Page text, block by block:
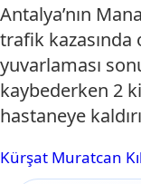
Antalya’nın
trafik
yuvarlaması
kaybederken 2
hastaneye
Kürşat Muratcan